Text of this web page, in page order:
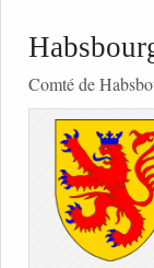
Comté de